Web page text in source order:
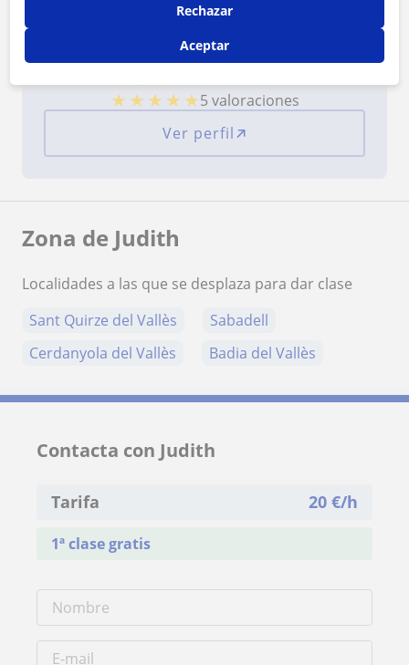
¿Quieres saber más de Judith?
Datos verificados
★ ★ ★ ★ ★5 valoraciones
Ver perfil
Zona de Judith
Localidades a las que se desplaza para dar clase
Sant Quirze del Vallès
Sabadell
Cerdanyola del Vallès
Badia del Vallès
Contacta con Judith
Tarifa 20 €/h
1ª clase gratis
Rechazar
Aceptar